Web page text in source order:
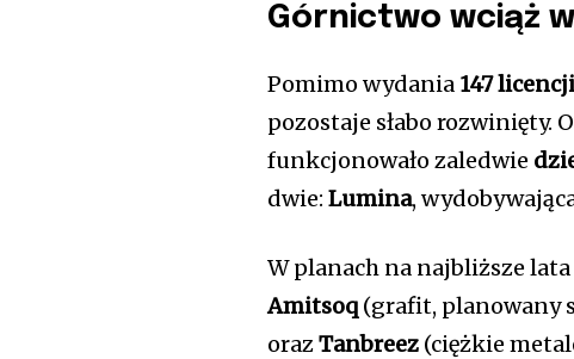
Górnictwo wciąż
Pomimo wydania 147
pozostaje słabo rozwinięty.
funkcjonowało zaledwie
dwie:Lumina,
W planach na najbliższe
Amitsoq (grafit, planowany
orazTanbreez (ciężkie